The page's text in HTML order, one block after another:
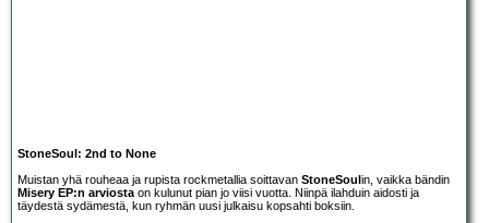
StoneSoul: 2nd to None
Muistan yhä rouheaa ja rupista rockmetallia soittavan StoneSoulin, vaikka bändin
Misery EP:n arviosta on kulunut pian jo viisi vuotta. Niinpä ilahduin aidosti ja
täydestä sydämestä, kun ryhmän uusi julkaisu kopsahti boksiin.